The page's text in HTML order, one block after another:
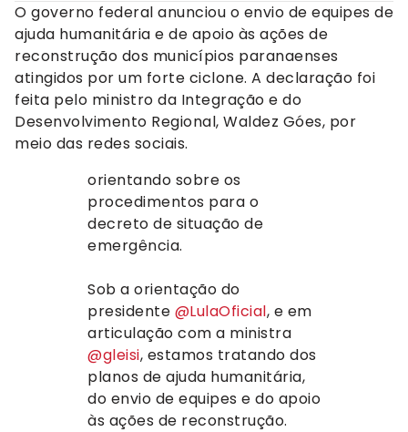
O governo federal anunciou o envio de equipes de
ajuda humanitária e de apoio às ações de
reconstrução dos municípios paranaenses
atingidos por um forte ciclone. A declaração foi
feita pelo ministro da Integração e do
Desenvolvimento Regional, Waldez Góes, por
meio das redes sociais.
orientando sobre os
procedimentos para o
decreto de situação de
emergência.
Sob a orientação do
presidente @LulaOficial, e em
articulação com a ministra
@gleisi, estamos tratando dos
planos de ajuda humanitária,
do envio de equipes e do apoio
às ações de reconstrução.